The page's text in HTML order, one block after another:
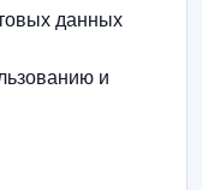
данных
и